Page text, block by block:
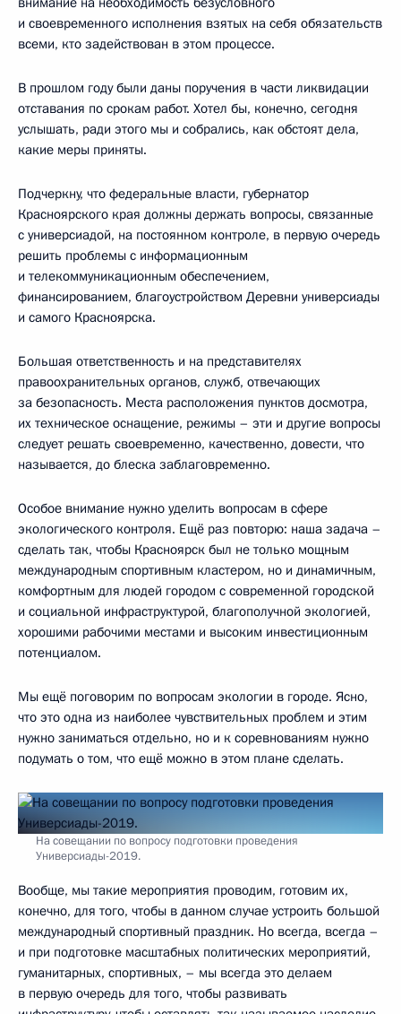
и своевременного исполнения взятых на себя обязательств
всеми, кто задействован в этом процессе.
В прошлом году были даны поручения в части ликвидации
отставания по срокам работ. Хотел бы, конечно, сегодня
услышать, ради этого мы и собрались, как обстоят дела,
какие меры приняты.
Подчеркну, что федеральные власти, губернатор
Красноярского края должны держать вопросы, связанные
с универсиадой, на постоянном контроле, в первую очередь
решить проблемы с информационным
и телекоммуникационным обеспечением,
финансированием, благоустройством Деревни универсиады
и самого Красноярска.
Большая ответственность и на представителях
правоохранительных органов, служб, отвечающих
за безопасность. Места расположения пунктов досмотра,
их техническое оснащение, режимы – эти и другие вопросы
следует решать своевременно, качественно, довести, что
называется, до блеска заблаговременно.
Особое внимание нужно уделить вопросам в сфере
экологического контроля. Ещё раз повторю: наша задача –
сделать так, чтобы Красноярск был не только мощным
международным спортивным кластером, но и динамичным,
комфортным для людей городом с современной городской
и социальной инфраструктурой, благополучной экологией,
хорошими рабочими местами и высоким инвестиционным
потенциалом.
Мы ещё поговорим по вопросам экологии в городе. Ясно,
что это одна из наиболее чувствительных проблем и этим
нужно заниматься отдельно, но и к соревнованиям нужно
подумать о том, что ещё можно в этом плане сделать.
На совещании по вопросу подготовки проведения
Универсиады-2019.
Вообще, мы такие мероприятия проводим, готовим их,
конечно, для того, чтобы в данном случае устроить большой
международный спортивный праздник. Но всегда, всегда –
и при подготовке масштабных политических мероприятий,
гуманитарных, спортивных, – мы всегда это делаем
в первую очередь для того, чтобы развивать